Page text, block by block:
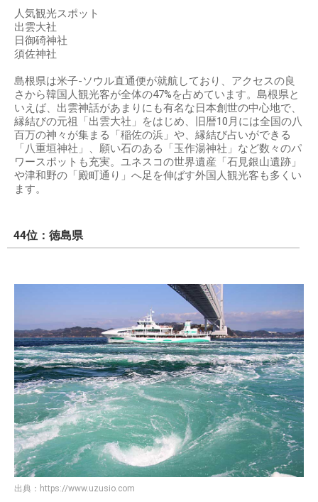
人気観光スポット
出雲大社
日御碕神社
須佐神社
島根県は米子-ソウル直通便が就航しており、アクセスの良
さから韓国人観光客が全体の47%を占めています。島根県と
いえば、出雲神話があまりにも有名な日本創世の中心地で、
縁結びの元祖「出雲大社」をはじめ、旧暦10月には全国の八
百万の神々が集まる「稲佐の浜」や、縁結び占いができる
「八重垣神社」、願い石のある「玉作湯神社」など数々のパ
ワースポットも充実。ユネスコの世界遺産「石見銀山遺跡」
や津和野の「殿町通り」へ足を伸ばす外国人観光客も多くい
ます。
44位：徳島県
出典： https://www.uzusio.com